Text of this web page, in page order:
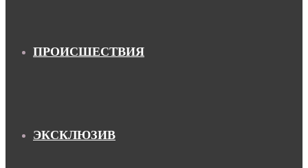
ПРОИСШЕСТВИЯ
ЭКСКЛЮЗИВ